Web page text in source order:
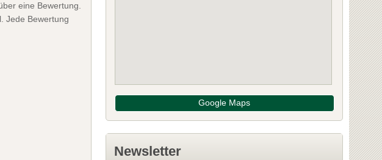
eine Bewertung.
Jede Bewertung
Google Maps
Newsletter